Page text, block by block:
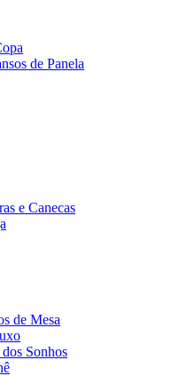
de Panela
e Canecas
de Mesa
Sonhos